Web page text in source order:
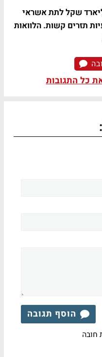
בהיקף של 11 מיליארד שקל לתת אשראי
תזרים קשות. הלוואות
כל התגובות
:
הוסף תגובה
חובה